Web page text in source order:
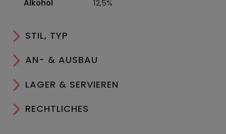
Alkohol 12,5%
STIL, TYP
AN- & AUSBAU
LAGER & SERVIEREN
RECHTLICHES